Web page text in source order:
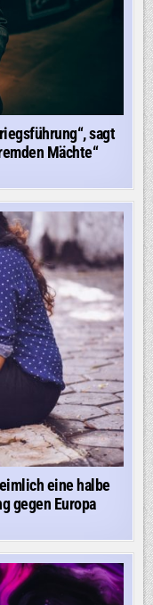
sagt
Mächte“
eine halbe
gegen Europa